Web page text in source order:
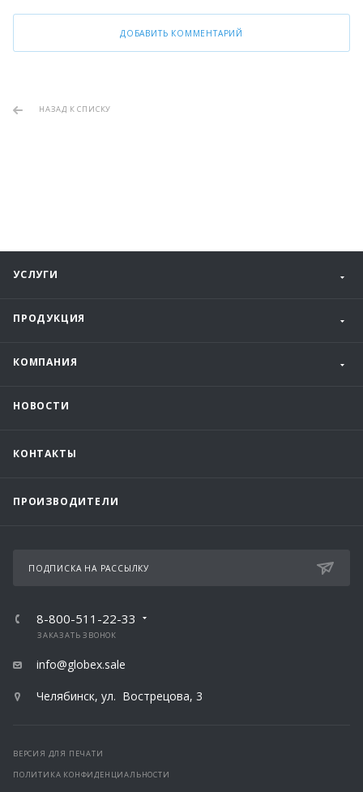
ДОБАВИТЬ КОММЕНТАРИЙ
НАЗАД К СПИСКУ
УСЛУГИ
ПРОДУКЦИЯ
КОМПАНИЯ
НОВОСТИ
КОНТАКТЫ
ПРОИЗВОДИТЕЛИ
ПОДПИСКА НА РАССЫЛКУ
8-800-511-22-33
ЗАКАЗАТЬ ЗВОНОК
info@globex.sale
Челябинск, ул. Вострецова, 3
ВЕРСИЯ ДЛЯ ПЕЧАТИ
ПОЛИТИКА КОНФИДЕНЦИАЛЬНОСТИ